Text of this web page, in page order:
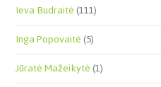
Ieva Budraitė(111)
Inga Popovaitė(5)
Jūratė Mažeikytė(1)